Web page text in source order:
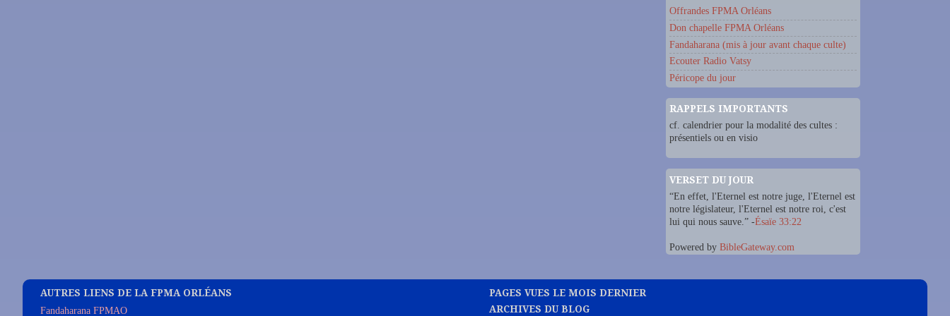
Offrandes FPMA Orléans
Don chapelle FPMA Orléans
Fandaharana (mis à jour avant chaque culte)
Ecouter Radio Vatsy
Péricope du jour
RAPPELS IMPORTANTS
cf. calendrier pour la modalité des cultes :
présentiels ou en visio
VERSET DU JOUR
“En effet, l'Eternel est notre juge, l'Eternel est
notre législateur, l'Eternel est notre roi, c'est
lui qui nous sauve.” -Ésaïe 33:22
Powered by BibleGateway.com
AUTRES LIENS DE LA FPMA ORLÉANS
Fandaharana FPMAO
PAGES VUES LE MOIS DERNIER
ARCHIVES DU BLOG